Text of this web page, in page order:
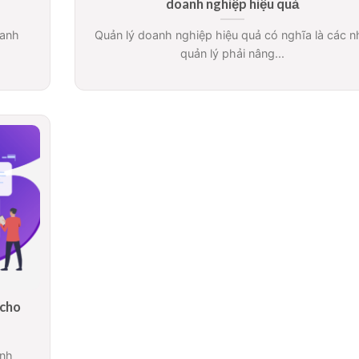
doanh nghiệp hiệu quả
Quản lý doanh nghiệp hiệu quả có nghĩa là các
quản lý phải nâng...